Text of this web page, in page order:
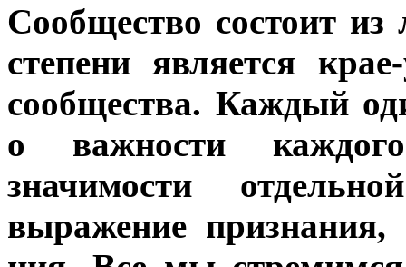
Сообщество состоит
степени является
сообщества. Каждый
о важности
значимости
выражение признания,